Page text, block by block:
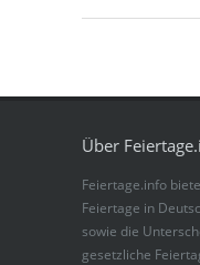
Über
Feiertage.info
Feiertage in
sowie die
gesetzliche